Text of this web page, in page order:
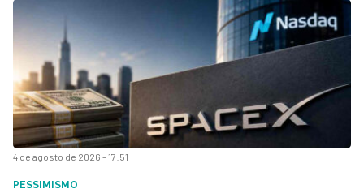
4 de agosto de 2026 - 17:51
PESSIMISMO